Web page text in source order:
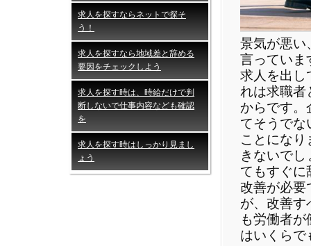
求人を探すならネットで探そ
う！
求人を探すなら地域差と辞める
要因をチェックしよう
求人を探す時は、時給だけで判
断しないで仕事内容なども確認
を
求人を探す時はしっかり見まし
ょう
景気が悪い
言っていま
求人を出し
れは求職者
からです。
てそうでな
ことにな
きないで
てもすぐに
改善が必要
が、改善す
も労働者
はいくらで